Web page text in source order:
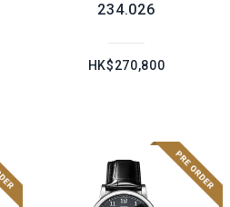
234.026
HK$270,800